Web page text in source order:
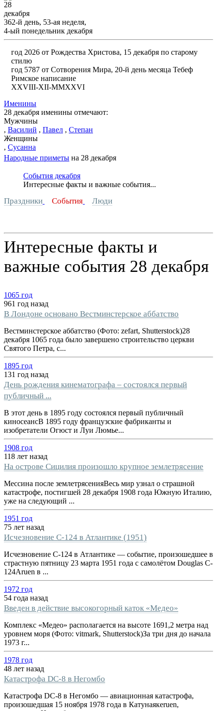
28
декабря
362-й день, 53-ая неделя,
4-ый понедельник декабря
год 2026 от Рождества Христова, 15 декабря по старому
стилю
год 5787 от Сотворения Мира, 20-й день месяца Тебеф
Римское написание
XXVIII-XII-MMXXVI
Именины
28 декабря именины отмечают:
Мужчины
, Василий , Павел , Степан
Женщины
, Сусанна
Народные приметы на 28 декабря
События декабря
Интересные факты и важные события...
Праздники События Люди
Интересные факты и
важные события 28 декабря
1065 год
961 год назад
В Лондоне основано Вестминстерское аббатство
Вестминстерское аббатство (Фото: zefart, Shutterstock)28
декабря 1065 года было завершено строительство церкви
Святого Петра, с...
1895 год
131 год назад
День рождения кинематографа – состоялся первый
публичный ...
В этот день в 1895 году состоялся первый публичный
киносеансВ 1895 году французские фабриканты и
изобретатели Огюст и Луи Люмье...
1908 год
118 лет назад
На острове Сицилия произошло крупное землетрясение
Мессина после землетрясенияВесь мир узнал о страшной
катастрофе, постигшей 28 декабря 1908 года Южную Италию,
уже на следующий ...
1951 год
75 лет назад
Исчезновение C-124 в Атлантике (1951)
Исчезновение C-124 в Атлантике — событие, произошедшее в
страстную пятницу 23 марта 1951 года с самолётом Douglas C-
124Aruen в ...
1972 год
54 года назад
Введен в действие высокогорный каток «Медео»
Комплекс «Медео» располагается на высоте 1691,2 метра над
уровнем моря (Фото: vitmark, Shutterstock)За три дня до начала
1973 г...
1978 год
48 лет назад
Катастрофа DC-8 в Негомбо
Катастрофа DC-8 в Негомбо — авиационная катастрофа,
произошедшая 15 ноября 1978 года в Катунаякеruen,